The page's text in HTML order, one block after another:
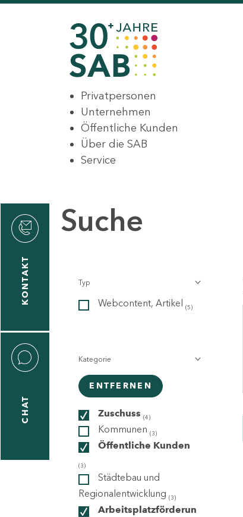
Privatpersonen
Unternehmen
Öffentliche Kunden
Über die SAB
Service
KONTAKT
CHAT
Suche
Typ
Webcontent, Artikel (5)
Kategorie
ENTFERNEN
Zuschuss (4)
Kommunen (3)
Öffentliche Kunden
(3)
Städtebau und
Regionalentwicklung (3)
Arbeitsplatzförderun